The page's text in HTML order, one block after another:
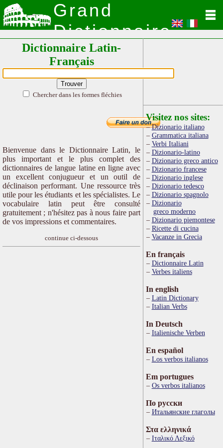
Grand
Dictionnaire
Latin
Dictionnaire Latin-
Français
Chercher dans les formes fléchies
Bienvenue dans le Dictionnaire Latin, le
plus important et le plus complet des
dictionnaires de langue latine en ligne avec
un excellent conjugueur et un outil de
déclinaison performant. Une ressource très
utile pour les étudiants et les spécialistes. Le
vocabulaire latin peut être consulté
gratuitement ; n'hésitez pas à nous faire part
de vos impressions et commentaires.
continue ci-dessous
Visitez nos sites:
Dizionario italiano
Grammatica italiana
Verbi Italiani
Dizionario-latino
Dizionario greco antico
Dizionario francese
Dizionario inglese
Dizionario tedesco
Dizionario spagnolo
Dizionario
greco moderno
Dizionario piemontese
Ricette di cucina
Vacanze in Grecia
En français
Dictionnaire Latin
Verbes italiens
In english
Latin Dictionary
Italian Verbs
In Deutsch
Italienische Verben
En español
Los verbos italianos
Em portugues
Os verbos italianos
По русски
Итальянские глаголы
Στα ελληνικά
Ιταλικό Λεξικό